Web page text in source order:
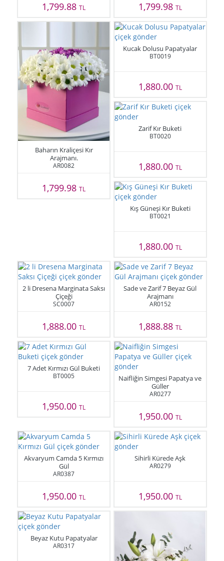
1,799.88TL 1,799.98 TL
Baharın Kraliçesi Kır
Arajmanı.
AR0082
1,799.98TL
Kucak Dolusu Papatyalar
BT0019
1,880.00 TL
Zarif Kır Buketi
BT0020
1,880.00 TL
Kış Güneşi Kır Buketi
BT0021
1,880.00 TL
2 li Dresena Marginata Saksı
Çiçeği
SC0007
1,888.00TL
Sade ve Zarif 7 Beyaz Gül
Arajmanı
AR0152
1,888.88 TL
7 Adet Kırmızı Gül Buketi
BT0005
1,950.00TL
Naifliğin Simgesi Papatya ve
Güller
AR0277
1,950.00 TL
Akvaryum Camda 5 Kırmızı
Gül
AR0387
1,950.00TL
Sihirli Kürede Aşk
AR0279
1,950.00 TL
Beyaz Kutu Papatyalar
AR0317